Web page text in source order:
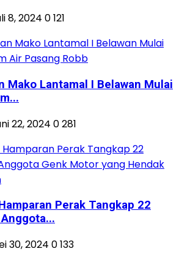
8, 2024 0121
Mako Lantamal I Belawan Mulai
22, 2024 0281
Perak Tangkap 22
30, 2024 0133